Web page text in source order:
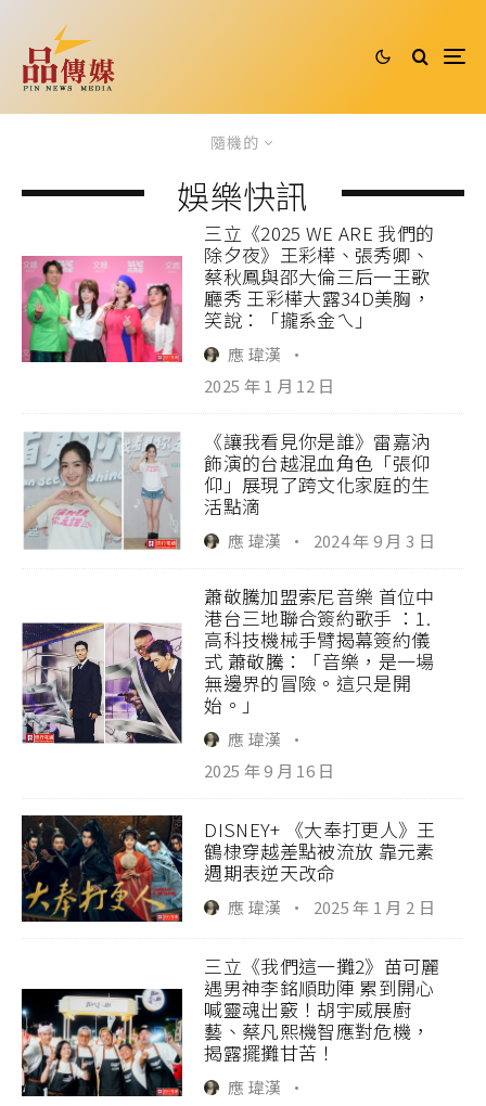
隨機的
娛樂快訊
三立《2025 WE ARE 我們的
除夕夜》王彩樺、張秀卿、
蔡秋鳳與邵大倫三后一王歌
廳秀 王彩樺大露34D美胸，
笑說：「攏系金ㄟ」
應 瑋漢
·
2025 年 1 月 12 日
《讓我看見你是誰》雷嘉汭
飾演的台越混血角色「張仰
仰」展現了跨文化家庭的生
活點滴
應 瑋漢 · 2024 年 9 月 3 日
蕭敬騰加盟索尼音樂 首位中
港台三地聯合簽約歌手 ：1.
高科技機械手臂揭幕簽約儀
式 蕭敬騰：「音樂，是一場
無邊界的冒險。這只是開
始。」
應 瑋漢
·
2025 年 9 月 16 日
DISNEY+ 《大奉打更人》王
鶴棣穿越差點被流放 靠元素
週期表逆天改命
應 瑋漢 · 2025 年 1 月 2 日
三立《我們這一攤2》苗可麗
遇男神李銘順助陣 累到開心
喊靈魂出竅！胡宇威展廚
藝、蔡凡熙機智應對危機，
揭露擺攤甘苦！
應 瑋漢
·